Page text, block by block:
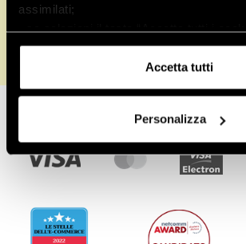
assimilati;
- se selezioni il tasto “Accetta tutti i
all’installazione di tutti i cookie e
Puoi conoscere i relativi dettagli
sezioni della presente pagina.
Accetta tutti
Personalizza